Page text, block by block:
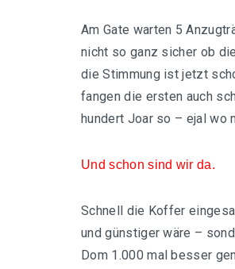
Am Gate warten 5
nicht so ganz sicher ob
die Stimmung ist jetzt
fangen die ersten auch
hundert Joar so – ejal wo
Und schon sind wir da.
Schnell die Koffer
und günstiger wäre –
Dom 1.000 mal besser